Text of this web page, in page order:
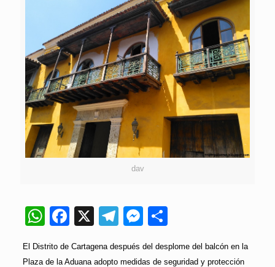
dav
WhatsApp
Facebook
X Telegram
Messenger
El Distrito de Cartagena después del desplome del balcón en la
Plaza de la Aduana adopto medidas de seguridad y protección